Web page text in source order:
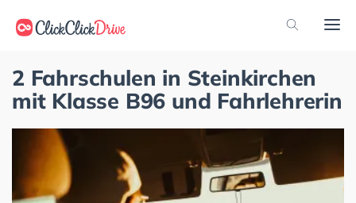
2 Fahrschulen in Steinkirchen
mit Klasse B96 und Fahrlehrerin